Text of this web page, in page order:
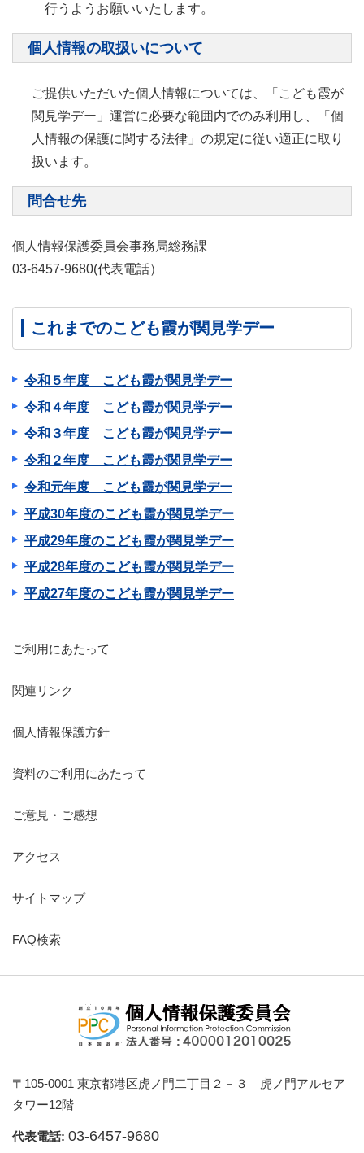
行うようお願いいたします。
個人情報の取扱いについて
ご提供いただいた個人情報については、「こども霞が
関見学デー」運営に必要な範囲内でのみ利用し、「個
人情報の保護に関する法律」の規定に従い適正に取り
扱います。
問合せ先
個人情報保護委員会事務局総務課
03-6457-9680(代表電話）
これまでのこども霞が関見学デー
令和５年度 こども霞が関見学デー
令和４年度 こども霞が関見学デー
令和３年度 こども霞が関見学デー
令和２年度 こども霞が関見学デー
令和元年度 こども霞が関見学デー
平成30年度のこども霞が関見学デー
平成29年度のこども霞が関見学デー
平成28年度のこども霞が関見学デー
平成27年度のこども霞が関見学デー
ご利用にあたって
関連リンク
個人情報保護方針
資料のご利用にあたって
ご意見・ご感想
アクセス
サイトマップ
FAQ検索
〒105-0001 東京都港区虎ノ門二丁目２－３ 虎ノ門アルセア
タワー12階
代表電話: 03-6457-9680